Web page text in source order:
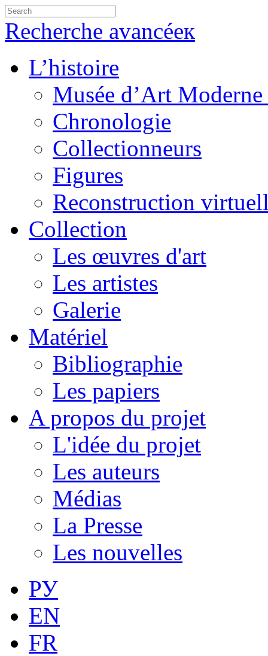
Recherche avancéeк
L’histoire
Musée d’Art
Chronologie
Collectionneurs
Figures
Reconstruction
Collection
Les œuvres d'art
Les artistes
Galerie
Matériel
Bibliographie
Les papiers
A propos du projet
L'idée du projet
Les auteurs
Médias
La Presse
Les nouvelles
РУ
EN
FR